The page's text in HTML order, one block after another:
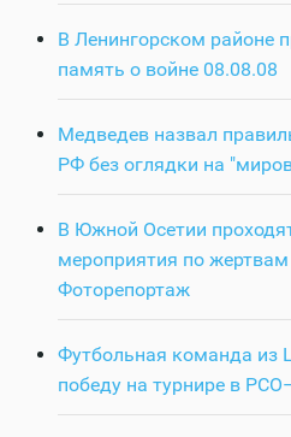
В Ленингорском районе
память о войне 08.08.08
Медведев назвал
РФ без оглядки на
В Южной Осетии
мероприятия по
Фоторепортаж
Футбольная команда из
победу на турнире в